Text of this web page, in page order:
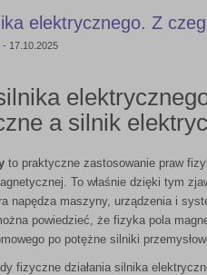
elektrycznego. Z
- 17.10.2025
a silnik
to praktyczne zastosowanie praw
To właśnie dzięki tym
napędza maszyny, urządzenia i
powiedzieć, że fizyka pola
po potężne silniki
fizyczne działania silnika